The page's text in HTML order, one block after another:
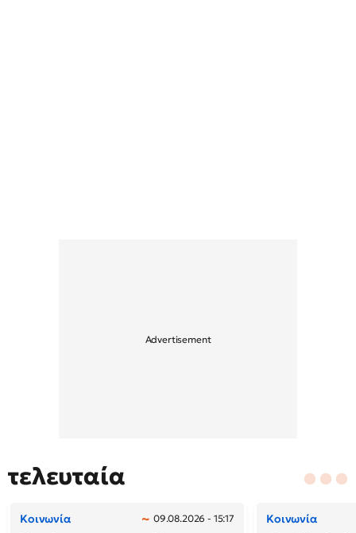
τελευταία
Κοινωνία 09.08.2026 - 15:17 Κοινωνία